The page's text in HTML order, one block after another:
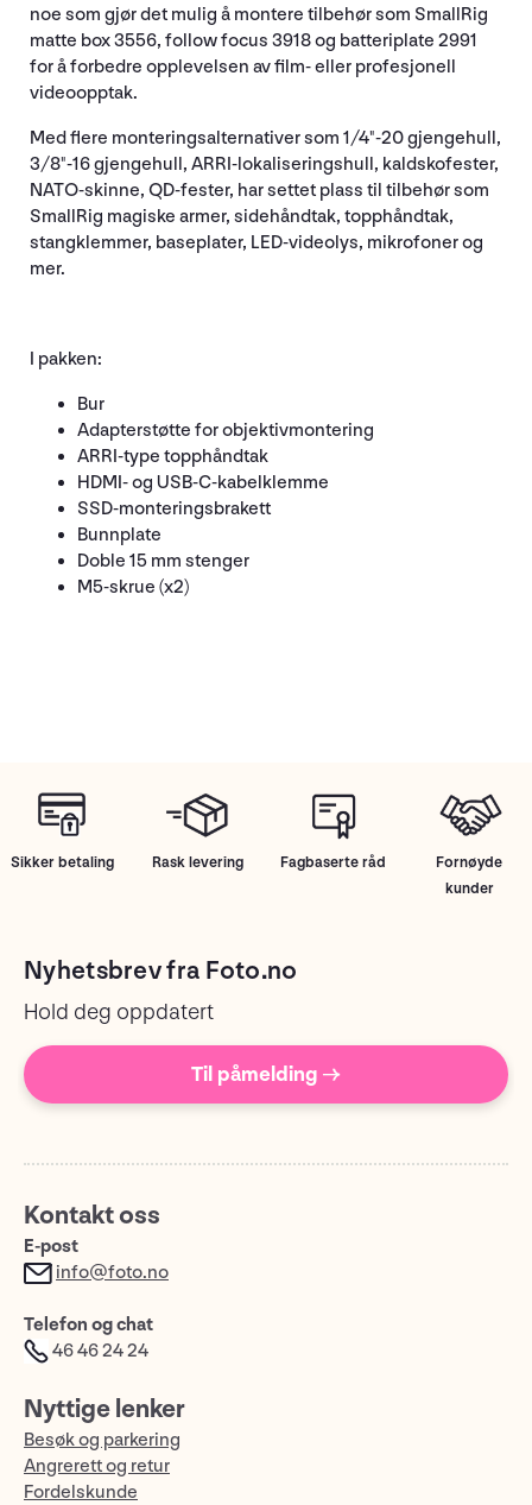
noe som gjør det mulig å montere tilbehør som SmallRig
matte box 3556, follow focus 3918 og batteriplate 2991
for å forbedre opplevelsen av film- eller profesjonell
videoopptak.
Med flere monteringsalternativer som 1/4"-20 gjengehull,
3/8"-16 gjengehull, ARRI-lokaliseringshull, kaldskofester,
NATO-skinne, QD-fester, har settet plass til tilbehør som
SmallRig magiske armer, sidehåndtak, topphåndtak,
stangklemmer, baseplater, LED-videolys, mikrofoner og
mer.
I pakken:
Bur
Adapterstøtte for objektivmontering
ARRI-type topphåndtak
HDMI- og USB-C-kabelklemme
SSD-monteringsbrakett
Bunnplate
Doble 15 mm stenger
M5-skrue (x2)
Sikker betaling Rask levering Fagbaserte råd
Fornøyde
kunder
Nyhetsbrev fra Foto.no
Hold deg oppdatert
Til påmelding →
Kontakt oss
E-post
info@foto.no
Telefon og chat
46 46 24 24
Nyttige lenker
Besøk og parkering
Angrerett og retur
Fordelskunde